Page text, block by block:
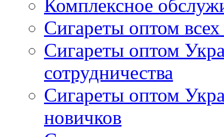
Комплексное
Сигареты оптом
Сигареты оптом
сотрудничества
Сигареты оптом
новичков